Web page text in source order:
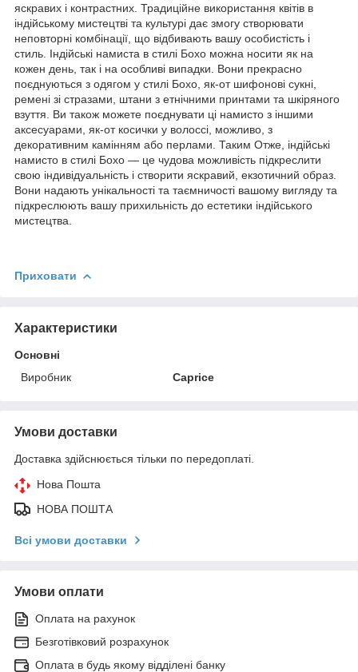
яскравих і контрастних. Традиційне використання квітів в
індійському мистецтві та культурі дає змогу створювати
неповторні комбінації, що відбивають вашу особистість і
стиль. Індійські намиста в стилі Бохо можна носити як на
кожен день, так і на особливі випадки.
Вони прекрасно
поєднуються з одягом у стилі Бохо, як-от шифонові сукні,
ремені зі стразами, штани з етнічними принтами та шкіряного
взуття.
Ви також можете поєднувати ці намисто з іншими
аксесуарами, як-от косички у волоссі, можливо, з
декоративним камінням або перлами. Таким Отже, індійські
намисто в стилі Бохо — це чудова можливість підкреслити
свою індивідуальність і створити яскравий, екзотичний образ.
Вони надають унікальності та таємничості вашому вигляду та
підкреслюють вашу прихильність до естетики індійського
мистецтва.
Приховати
Характеристики
Основні
Виробник
Caprice
Умови доставки
Доставка здійснюється тільки по передоплаті.
Нова Пошта
НОВА ПОШТА
Всі умови доставки
Умови оплати
Оплата на рахунок
Безготівковий розрахунок
Оплата в будь якому відділені банку